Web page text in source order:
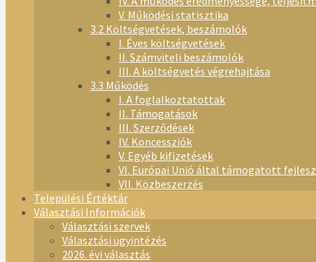
V. Működési statisztika
3.2 Költségvetések, beszámolók
I. Éves költségvetések
II. Számviteli beszámolók
III. A költségvetés végrehajtása
3.3 Működés
I. A foglalkoztatottak
II. Támogatások
III. Szerződések
IV. Koncessziók
V. Egyéb kifizetések
VI. Európai Unió által támogatott
VII. Közbeszerzés
Települési Értéktár
Választási Információk
Választási szervek
Választási ügyintézés
2026. évi választás